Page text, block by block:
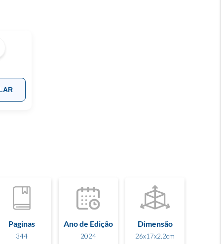
Paginas
344
Ano de Edição
2024
Dimensão
26x17x2.2cm